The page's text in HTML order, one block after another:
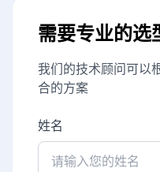
需要专业的选
我们的技术顾问可以
合的方案
姓名